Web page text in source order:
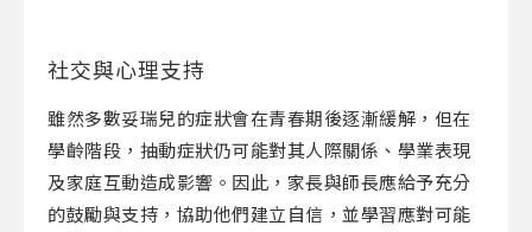
社交與心理支持
雖然多數妥瑞兒的症狀會在青春期後逐漸緩解，但在
學齡階段，抽動症狀仍可能對其人際關係、學業表現
及家庭互動造成影響。因此，家長與師長應給予充分
的鼓勵與支持，協助他們建立自信，並學習應對可能